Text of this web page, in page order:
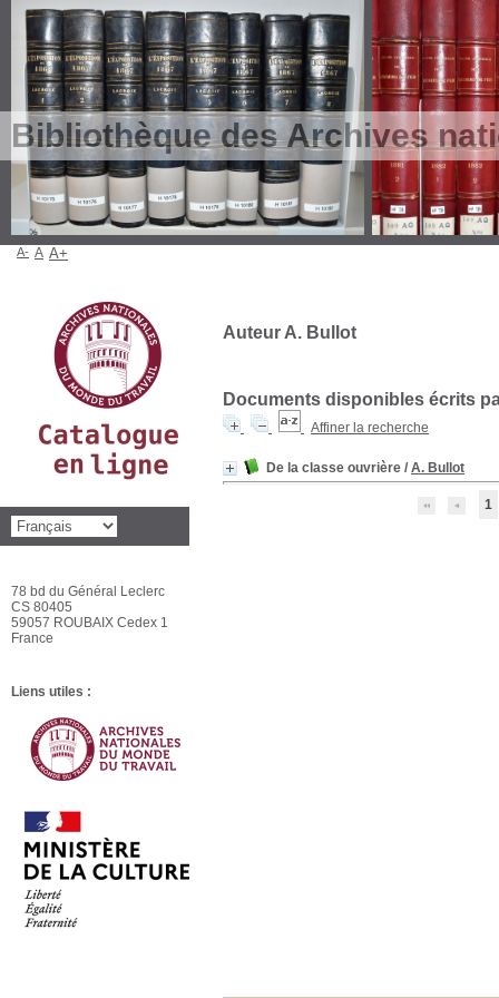
Bibliothèque des Archives
Auteur A. Bullot
Documents disponibles écrits
Affiner la recherche
De la classe ouvrière / A. Bullot
1
A- A A+
78 bd du Général Leclerc
CS 80405
59057 ROUBAIX Cedex 1
France
Liens utiles :